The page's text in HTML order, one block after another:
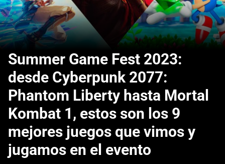
Summer Game Fest 2023:
desde Cyberpunk 2077:
Phantom Liberty hasta Mortal
Kombat 1, estos son los 9
mejores juegos que vimos y
jugamos en el evento